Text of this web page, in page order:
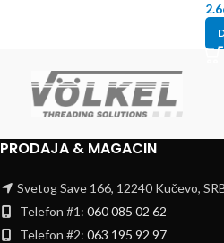
PRODAJA & MAGACIN
Svetog Save 166, 12240 Kučevo,
Telefon #1: 060 085 02 62
Telefon #2: 063 195 92 97